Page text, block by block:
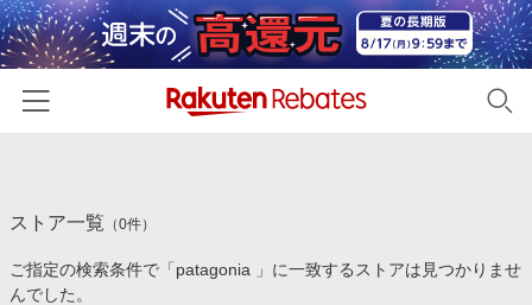
カテゴリー一覧
百貨店・総合ECモール
イベント一覧
ストア一覧 （0件）
ご指定の検索条件で「patagonia 」に一致するストアは見つかりませ
んでした。